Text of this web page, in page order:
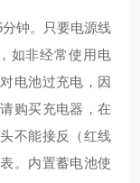
钟。只要电源线
如非经常使用电
电池过充电，因
购买充电器，在
不能接反（红线
。内置蓄电池使